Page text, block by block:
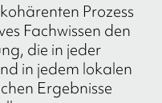
Prozess
Fachwissen den
die in jeder
in jedem lokalen
Ergebnisse